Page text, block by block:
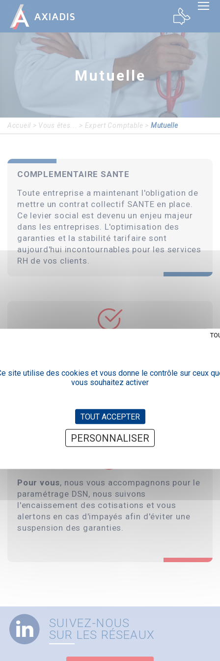
Mutuelle
Accueil > Vous êtes... > Expert Comptable > Mutuelle
COMPLEMENTAIRE SANTE
Toute entreprise a maintenant l'obligation de
mettre un contrat collectif SANTE en place.
Ce levier social est devenu un enjeu majeur
dans les entreprises. L'optimisation des
garanties et la stabilité tarifaire sont
aujourd'hui incontournables pour les services
RH de vos clients.
et son formalisme juridique, l'enregistrement
Pour vous, nous vous accompagnons pour le
paramétrage DSN, nous suivons
l'encaissement des cotisations et vous
alertons en cas d'impayés afin d'éviter une
suspension des garanties.
SUIVEZ-NOUS
SUR LES RÉSEAUX
Panneau de gestion des cookies
site utilise des cookies et vous donne le contrôle sur ceux
vous souhaitez activer
TOUT ACCEPTER
PERSONNALISER